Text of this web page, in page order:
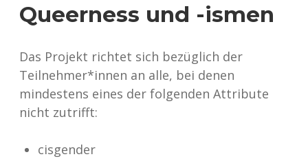
Queerness und -ismen
Das Projekt richtet sich bezüglich der
Teilnehmer*innen an alle, bei denen
mindestens eines der folgenden Attribute
nicht zutrifft:
cisgender